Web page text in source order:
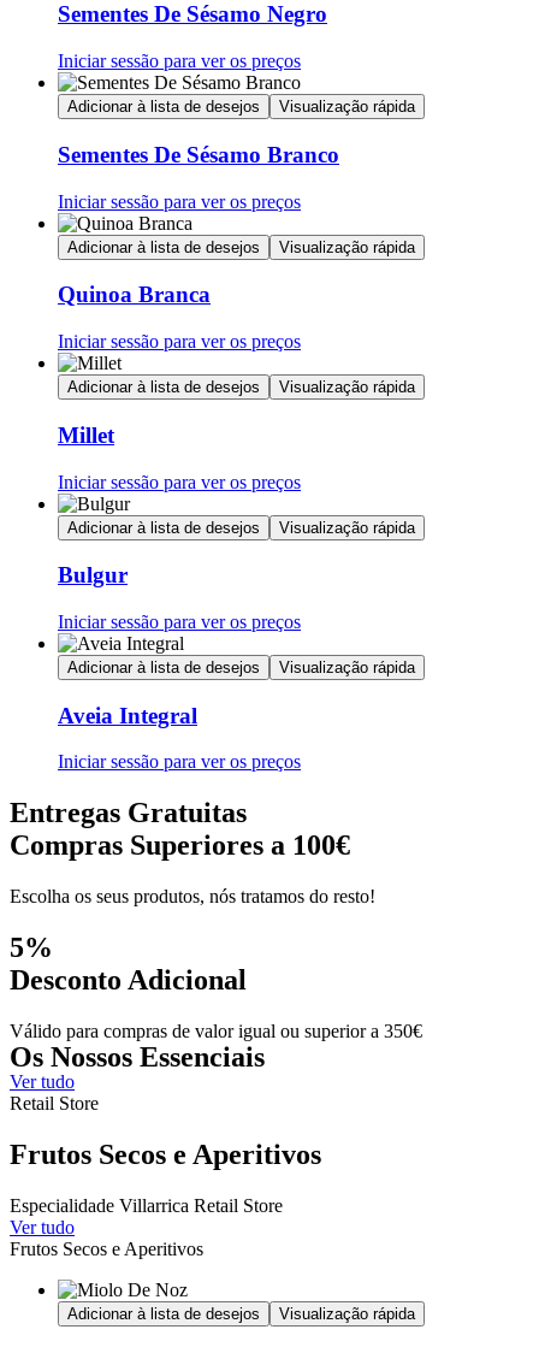
Sementes De Sésamo Negro
Iniciar sessão para ver os preços
Adicionar à lista de desejos Visualização rápida
Sementes De Sésamo Branco
Iniciar sessão para ver os preços
Adicionar à lista de desejos Visualização rápida
Quinoa Branca
Iniciar sessão para ver os preços
Adicionar à lista de desejos Visualização rápida
Millet
Iniciar sessão para ver os preços
Adicionar à lista de desejos Visualização rápida
Bulgur
Iniciar sessão para ver os preços
Adicionar à lista de desejos Visualização rápida
Aveia Integral
Iniciar sessão para ver os preços
Entregas Gratuitas
Compras Superiores a 100€
Escolha os seus produtos, nós tratamos do resto!
5%
Desconto Adicional
Válido para compras de valor igual ou superior a 350€
Os Nossos Essenciais
Ver tudo
Retail Store
Frutos Secos e Aperitivos
Especialidade Villarrica Retail Store
Ver tudo
Frutos Secos e Aperitivos
Adicionar à lista de desejos Visualização rápida